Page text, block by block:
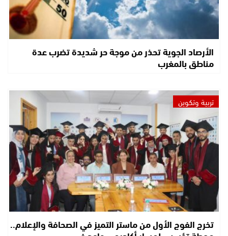
الأرصاد الجوية تحذر من موجة حر شديدة تضرب عدة
مناطق بالمغرب
تربية وتكوين
تخرج الفوج الأول من ماستر التميز في الصحافة والإعلام..